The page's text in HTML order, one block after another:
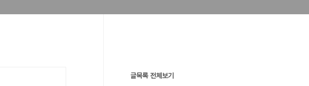
글목록 전체보기